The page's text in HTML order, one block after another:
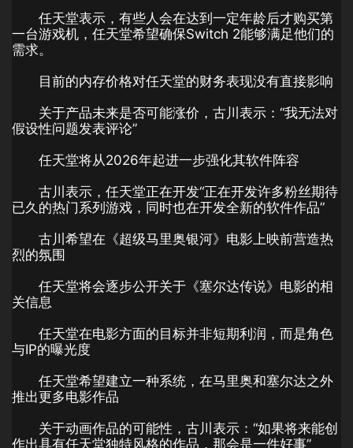
任天堂表示，有些人会在达到一定年龄后才购买第
一台游戏机，任天堂希望确保Switch 2能够满足他们的
需求。
目前的内存价格对任天堂的财务表现没有直接影响
关于产品未来是否可能涨价，古川表示：“我无法对
假设性问题发表评论”
任天堂将从2026年起进一步强化其软件阵容
古川表示，任天堂正在开发“正在开发许多粉丝期待
已久的热门系列游戏，同时也在开发全新的软件作品”
古川希望在《超级马里奥银河》电影上映前营造热
烈的氛围
任天堂将会逐步公开关于《塞尔达传说》电影的相
关信息
任天堂在电影方面的目标并非短期利润，而是角色
与IP的曝光度
任天堂希望建立一种系统，在马里奥和塞尔达之外
推出更多电影作品
关于动画作品的可能性，古川表示：“如果将来能创
作出具有任天堂独特风格的作品，那会是一件好事”